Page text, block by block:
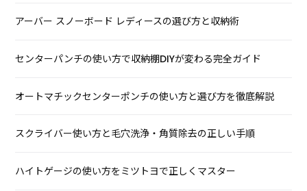
アーバー スノーボード レディースの選び方と収納術
センターパンチの使い方で収納棚DIYが変わる完全ガイド
オートマチックセンターポンチの使い方と選び方を徹底解説
スクライバー使い方と毛穴洗浄・角質除去の正しい手順
ハイトゲージの使い方をミツトヨで正しくマスター